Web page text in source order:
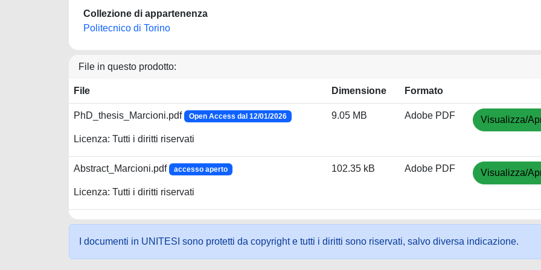
Collezione di appartenenza
Politecnico di Torino
File in questo prodotto:
File Dimensione Formato
PhD_thesis_Marcioni.pdf Open Access dal 12/01/2026
Licenza: Tutti i diritti riservati
9.05 MB Adobe PDF Visualizza/
Abstract_Marcioni.pdf accesso aperto
Licenza: Tutti i diritti riservati
102.35 kB Adobe PDF Visualizza/
I documenti in UNITESI sono protetti da copyright e tutti i diritti sono riservati, salvo diversa indicazione.